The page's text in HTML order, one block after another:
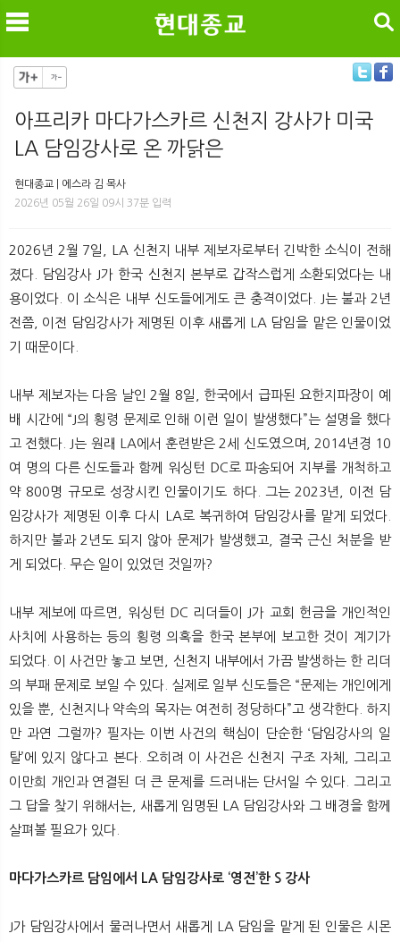
뉴 색
검색
아프리카 마다가스카르 신천지 강사가 미국
LA 담임강사로 온 까닭은
현대종교 | 에스라 김 목사
2026년 05월 26일 09시 37분 입력
2026년 2월 7일, LA 신천지 내부 제보자로부터 긴박한 소식이 전해
졌다. 담임강사 J가 한국 신천지 본부로 갑작스럽게 소환되었다는 내
용이었다. 이 소식은 내부 신도들에게도 큰 충격이었다. J는 불과 2년
전쯤, 이전 담임강사가 제명된 이후 새롭게 LA 담임을 맡은 인물이었
기 때문이다.
내부 제보자는 다음 날인 2월 8일, 한국에서 급파된 요한지파장이 예
배 시간에 “J의 횡령 문제로 인해 이런 일이 발생했다”는 설명을 했다
고 전했다. J는 원래 LA에서 훈련받은 2세 신도였으며, 2014년경 10
여 명의 다른 신도들과 함께 워싱턴 DC로 파송되어 지부를 개척하고
약 800명 규모로 성장시킨 인물이기도 하다. 그는 2023년, 이전 담
임강사가 제명된 이후 다시 LA로 복귀하여 담임강사를 맡게 되었다.
하지만 불과 2년도 되지 않아 문제가 발생했고, 결국 근신 처분을 받
게 되었다. 무슨 일이 있었던 것일까?
내부 제보에 따르면, 워싱턴 DC 리더들이 J가 교회 헌금을 개인적인
사치에 사용하는 등의 횡령 의혹을 한국 본부에 보고한 것이 계기가
되었다. 이 사건만 놓고 보면, 신천지 내부에서 가끔 발생하는 한 리더
의 부패 문제로 보일 수 있다. 실제로 일부 신도들은 “문제는 개인에게
있을 뿐, 신천지나 약속의 목자는 여전히 정당하다”고 생각한다. 하지
만 과연 그럴까? 필자는 이번 사건의 핵심이 단순한 ‘담임강사의 일
탈’에 있지 않다고 본다. 오히려 이 사건은 신천지 구조 자체, 그리고
이만희 개인과 연결된 더 큰 문제를 드러내는 단서일 수 있다. 그리고
그 답을 찾기 위해서는, 새롭게 임명된 LA 담임강사와 그 배경을 함께
살펴볼 필요가 있다.
마다가스카르 담임에서 LA 담임강사로 ‘영전’한 S 강사
J가 담임강사에서 물러나면서 새롭게 LA 담임을 맡게 된 인물은 시몬